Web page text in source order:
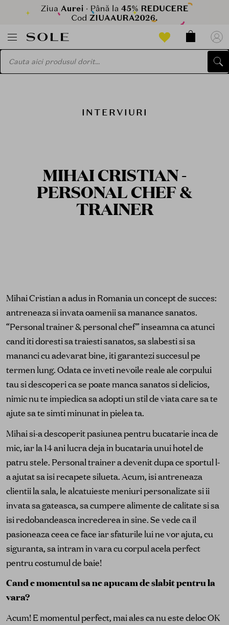
INTERVIURI
MIHAI CRISTIAN -
PERSONAL CHEF &
TRAINER
Mihai Cristian a adus in Romania un concept de succes:
antreneaza si invata oamenii sa manance sanatos.
“Personal trainer & personal chef” inseamna ca atunci
cand iti doresti sa traiesti sanatos, sa slabesti si sa
mananci cu adevarat bine, iti garantezi succesul pe
termen lung. Odata ce inveti nevoile reale ale corpului
tau si descoperi ca se poate manca sanatos si delicios,
nimic nu te impiedica sa adopti un stil de viata care sa te
ajute sa te simti minunat in pielea ta.
Mihai si-a descoperit pasiunea pentru bucatarie inca de
mic, iar la 14 ani lucra deja in bucataria unui hotel de
patru stele. Personal trainer a devenit dupa ce sportul l-
a ajutat sa isi recapete silueta. Acum, isi antreneaza
clientii la sala, le alcatuieste meniuri personalizate si ii
invata sa gateasca, sa cumpere alimente de calitate si sa
isi redobandeasca increderea in sine. Se vede ca il
pasioneaza ceea ce face iar sfaturile lui ne vor ajuta, cu
siguranta, sa intram in vara cu corpul acela perfect
pentru costumul de baie!
Cand e momentul sa ne apucam de slabit pentru la
vara?
Acum! E momentul perfect, mai ales ca nu este deloc OK